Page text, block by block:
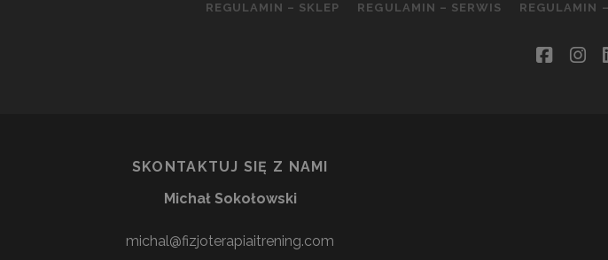
REGULAMIN – SKLEP REGULAMIN – SERWIS REGULAMIN
SKONTAKTUJ SIĘ Z NAMI
Michał Sokołowski
michal@fizjoterapiaitrening.com